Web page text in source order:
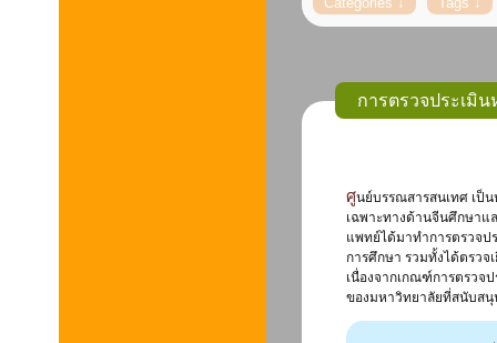
การตรวจประเมิ
ศูนย์บรรณสารสนเทศ เป็นหน่วยงานสนับสนุนของมหาวิทยาลัยในด้านการเรียน การสอน การค้นคว้า วิจัย โดย
เฉพาะทางด้านจีนศึกษาแ
แพทย์ได้มาทำการตรวจป
การศึกษา รวมทั้งได้ตรว
เนื่องจากเกณฑ์การตรวจ
ของมหาวิทยาลัยที่สนับสนุ